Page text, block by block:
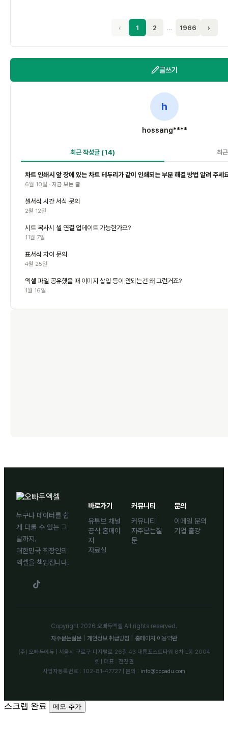
‹ 1 2 … 1966 ›
글쓰기
h
hossang****
최근 작성글 (14) 최
차트 인쇄시 앞 장에 있는 차트 테두리가 같이 인쇄되는 부분 해결 방법 알려 주세
6월 10일 · 지금 보는 글
셀서식 시간 서식 문의
2월 12일
시트 복사시 셀 연결 업데이트 가능한가요?
11월 7일
표서식 차이 문의
4월 25일
엑셀 파일 공유했을 때 이미지 삽입 등이 안되는건 왜 그런거죠?
1월 16일
누구나 데이터를 쉽
게 다룰 수 있는 그
날까지.
대한민국 직장인의
엑셀을 책임집니다.
바로가기
유튜브 채널
공식 홈페이
지
자료실
커뮤니티
커뮤니티
자주묻는질
문
문의
이메일 문의
기업 출강
Copyright 2026 오빠두엑셀 All rights reserved.
자주묻는질문
개인정보 취급방침 홈페이지 이용약관
(주) 오빠두에듀 | 서울시 구로구 디지털로 26길 43 대륭포스트타워 8차 L동 2004
호 | 대표 : 전진권
사업자등록번호 : 102-81-47727 | 문의 : info@oppadu.com
스크랩 완료 메모 추가